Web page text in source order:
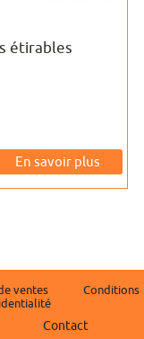
étirables
En savoir plus
ventes
Conditions
Contact